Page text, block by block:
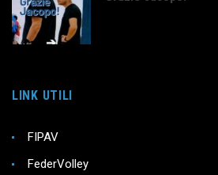
LINK UTILI
FIPAV
FederVolley